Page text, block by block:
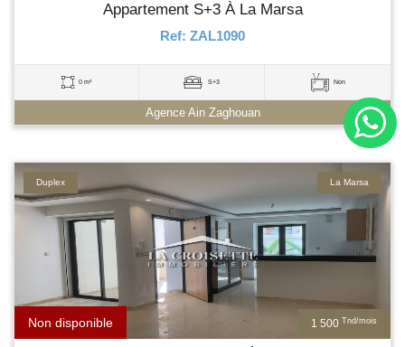
Appartement S+3 À La Marsa
Ref: ZAL1090
0 m² S+3 Non
Agence Ain Zaghouan
1 500 Tnd/mois
Non disponible
La Marsa
Duplex